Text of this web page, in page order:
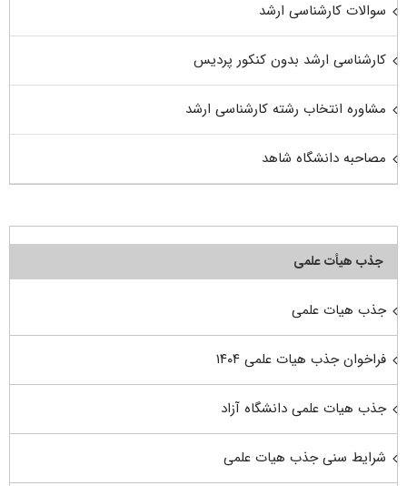
سوالات کارشناسی ارشد
کارشناسی ارشد بدون کنکور پردیس
مشاوره انتخاب رشته کارشناسی ارشد
مصاحبه دانشگاه شاهد
جذب هیأت علمی
جذب هیات علمی
فراخوان جذب هیات علمی ۱۴۰۴
جذب هیات علمی دانشگاه آزاد
شرایط سنی جذب هیات علمی